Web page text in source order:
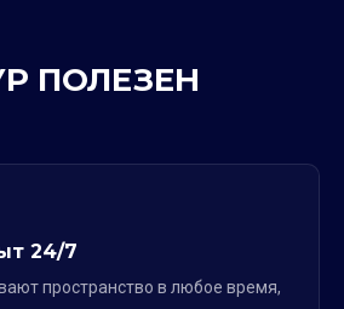
ПОЛЕЗЕН
24/7
пространство в любое время,